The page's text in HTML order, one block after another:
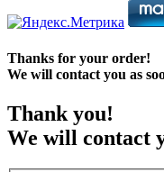
Thanks for your order!
We will contact you as
Thank you!
We will contact